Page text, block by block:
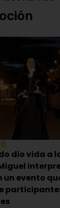
dio vida a
evento